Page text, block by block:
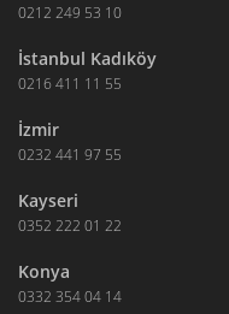
0212 249 53 10
İstanbul Kadıköy
0216 411 11 55
İzmir
0232 441 97 55
Kayseri
0352 222 01 22
Konya
0332 354 04 14